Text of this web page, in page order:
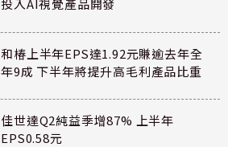
投入AI視覺產品開發
和椿上半年EPS達1.92元賺逾去年全
年9成 下半年將提升高毛利產品比重
佳世達Q2純益季增87% 上半年
EPS0.58元